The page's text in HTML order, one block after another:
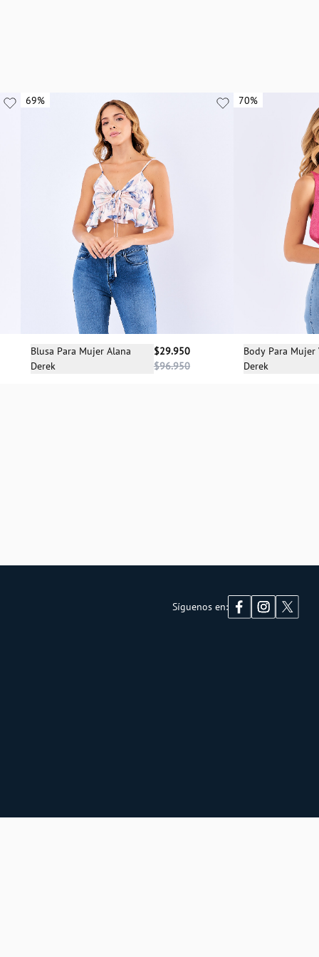
69%
69%
Selecciona una talla
Blusa Para Mujer Alana
Derek
$29.950
$96.950
70%
70%
Body Para Mujer
Derek
Síguenos en: